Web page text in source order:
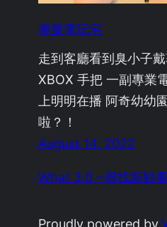
專業電玩宅
走到客廳看到臭小子
XBOX 手把 一副專業
上明明在播 阿奇幼幼
啦？！
August 14, 2022
What 3.0 ~尋找新鮮
Proudly powered by